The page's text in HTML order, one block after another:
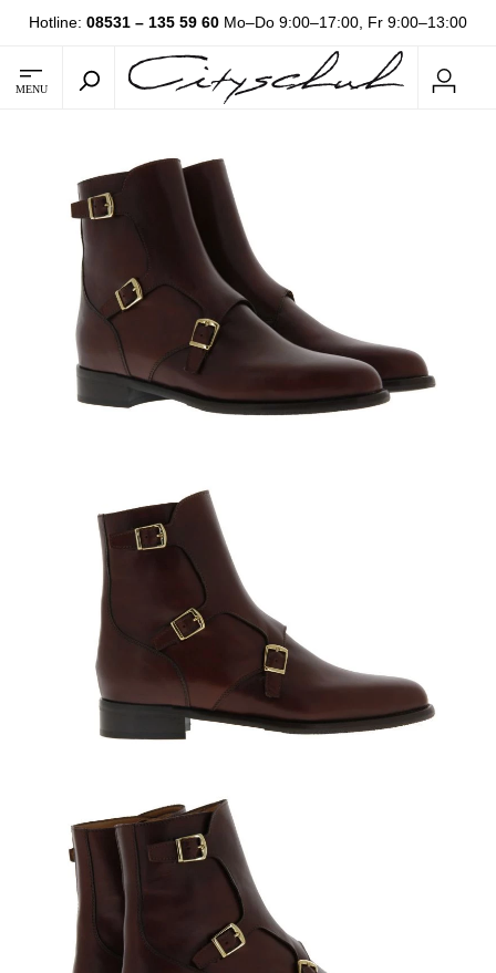
Hotline: 08531 – 135 59 60 Mo–Do 9:00–17:00, Fr 9:00–13:00
MENU